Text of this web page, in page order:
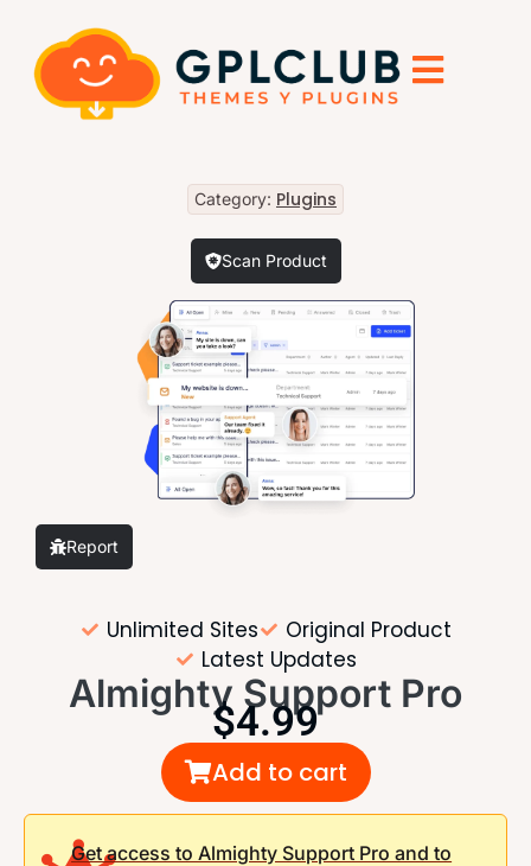
Category: Plugins
Scan Product
Report
Unlimited Sites
Original Product
Latest Updates
Almighty Support Pro
$4.99
Add to cart
Get access to Almighty Support Pro and to